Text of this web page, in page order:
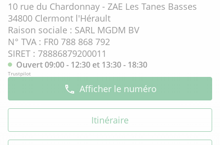
10 rue du Chardonnay - ZAE Les Tanes Basses
34800 Clermont l'Hérault
Raison sociale : SARL MGDM BV
N° TVA : FR0 788 868 792
SIRET : 78886879200011
Ouvert 09:00 - 12:30 et 13:30 - 18:30
Trustpilot
Afficher le numéro
Itinéraire